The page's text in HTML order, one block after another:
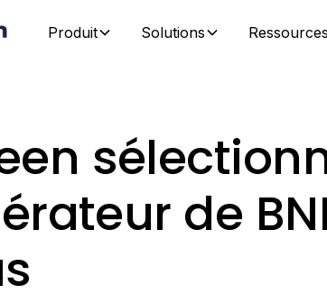
Produit Solutions Ressources
de